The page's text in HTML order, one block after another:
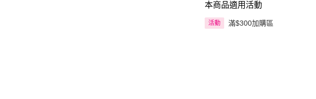
本商品適用活動
活動 滿$300加購區